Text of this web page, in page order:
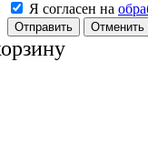
Я согласен на
Отменить